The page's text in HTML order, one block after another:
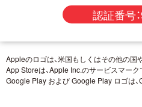
認証番号
Appleのロゴは、米国もしくはその他の国
App Storeは、Apple Inc.のサービスマーク
Google Play および Google Play ロゴは、